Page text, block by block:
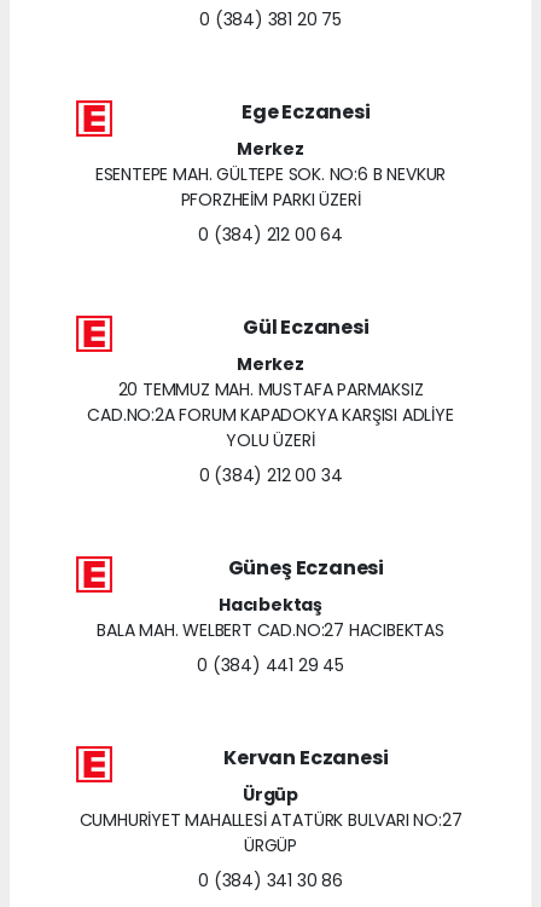
0 (384) 381 20 75
Ege Eczanesi
Merkez
ESENTEPE MAH. GÜLTEPE SOK. NO:6 B NEVKUR
PFORZHEİM PARKI ÜZERİ
0 (384) 212 00 64
Gül Eczanesi
Merkez
20 TEMMUZ MAH. MUSTAFA PARMAKSIZ
CAD.NO:2A FORUM KAPADOKYA KARŞISI ADLİYE
YOLU ÜZERİ
0 (384) 212 00 34
Güneş Eczanesi
Hacıbektaş
BALA MAH. WELBERT CAD.NO:27 HACIBEKTAS
0 (384) 441 29 45
Kervan Eczanesi
Ürgüp
CUMHURİYET MAHALLESİ ATATÜRK BULVARI NO:27
ÜRGÜP
0 (384) 341 30 86